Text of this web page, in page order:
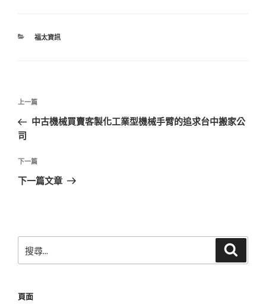
分
福太資訊
文
導
覽
上
一
篇
章
上一篇
中古機械買賣客製化工業型機械手臂的追求台中搬家公
司
下
一
下一篇
下一篇文章
尋
字:
頁面